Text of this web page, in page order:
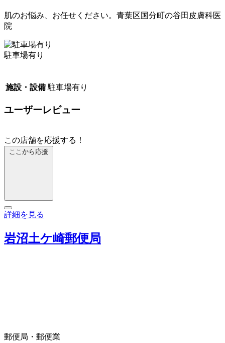
肌のお悩み、お任せください。青葉区国分町の谷田皮膚科医
院
駐車場有り
施設・設備 駐車場有り
ユーザーレビュー
この店舗を応援する！
ここから応援
詳細を見る
岩沼土ケ崎郵便局
郵便局・郵便業